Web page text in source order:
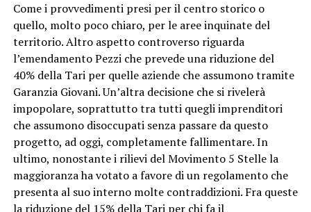
Come i provvedimenti presi per il centro storico o
quello, molto poco chiaro, per le aree inquinate del
territorio. Altro aspetto controverso riguarda
l’emendamento Pezzi che prevede una riduzione del
40% della Tari per quelle aziende che assumono tramite
Garanzia Giovani. Un’altra decisione che si rivelerà
impopolare, soprattutto tra tutti quegli imprenditori
che assumono disoccupati senza passare da questo
progetto, ad oggi, completamente fallimentare. In
ultimo, nonostante i rilievi del Movimento 5 Stelle la
maggioranza ha votato a favore di un regolamento che
presenta al suo interno molte contraddizioni. Fra queste
la riduzione del 15% della Tari per chi fa il